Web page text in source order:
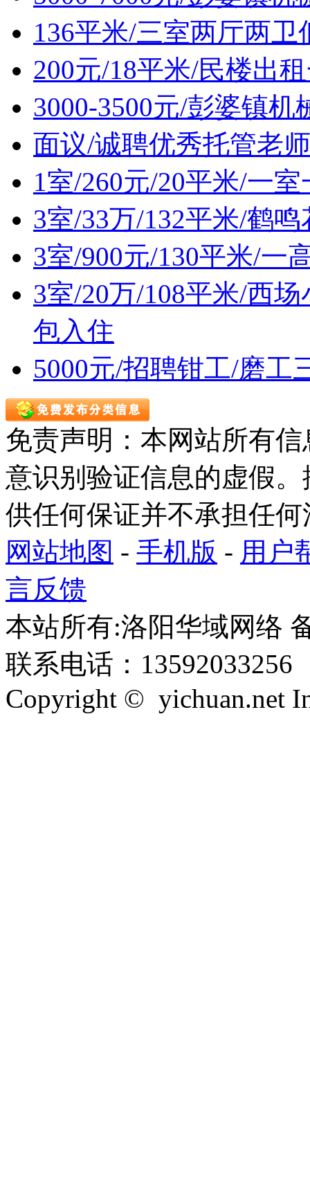
136平米/三室两厅两卫
200元/18平米/民楼出
3000-3500元/彭婆镇
面议/诚聘优秀托管老师
1室/260元/20平米/一
3室/33万/132平米/鹤
3室/900元/130平米/一
3室/20万/108平米/西
包入住
5000元/招聘钳工/磨工
免责声明：本网站所有
意识别验证信息的虚假
供任何保证并不承担任
网站地图 - 手机版 - 用户
言反馈
本站所有:洛阳华域网络
联系电话：13592033256
Copyright © yichuan.net